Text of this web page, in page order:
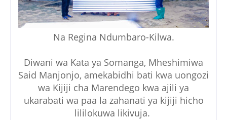
Na Regina Ndumbaro-Kilwa.
Diwani wa Kata ya Somanga, Mheshimiwa
Said Manjonjo, amekabidhi bati kwa uongozi
wa Kijiji cha Marendego kwa ajili ya
ukarabati wa paa la zahanati ya kijiji hicho
lililokuwa likivuja.